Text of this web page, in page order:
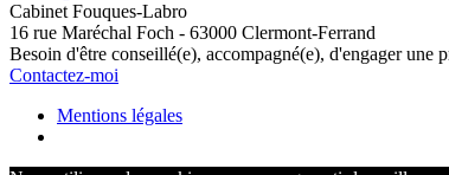
Cabinet Fouques-Labro
16 rue Maréchal Foch - 63000 Clermont-Ferrand
Besoin d'être conseillé(e), accompagné(e), d'engager une
Contactez-moi
Mentions légales